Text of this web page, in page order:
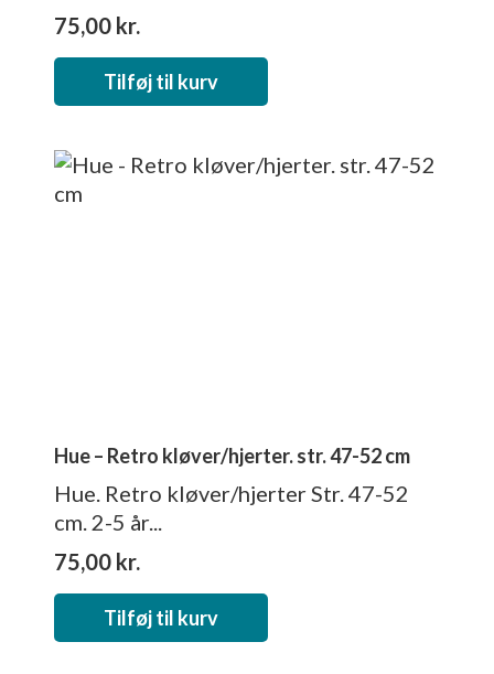
75,00 kr.
Tilføj til kurv
Hue – Retro kløver/hjerter. str. 47-52 cm
Hue. Retro kløver/hjerter Str. 47-52
cm. 2-5 år...
75,00 kr.
Tilføj til kurv